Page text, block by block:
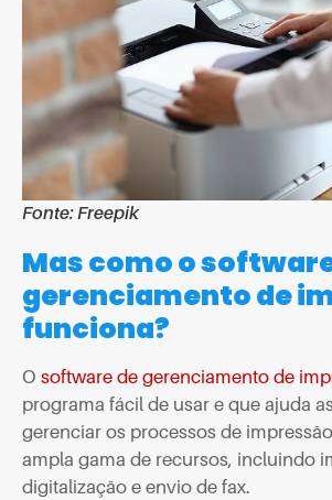
Fonte: Freepik
Mas como o
gerenciamento de
funciona?
O software de gerenciamento de
programa fácil de usar e que ajuda
gerenciar os processos de
ampla gama de recursos, incluindo
digitalização e envio de fax.